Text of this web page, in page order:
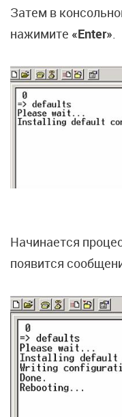
Затем в
нажимите «Enter»
Начинается
появится